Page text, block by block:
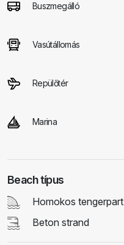
Buszmegálló
Vasútállomás
Repülőtér
Marina
Beach típus
Homokos tengerpart
Beton strand